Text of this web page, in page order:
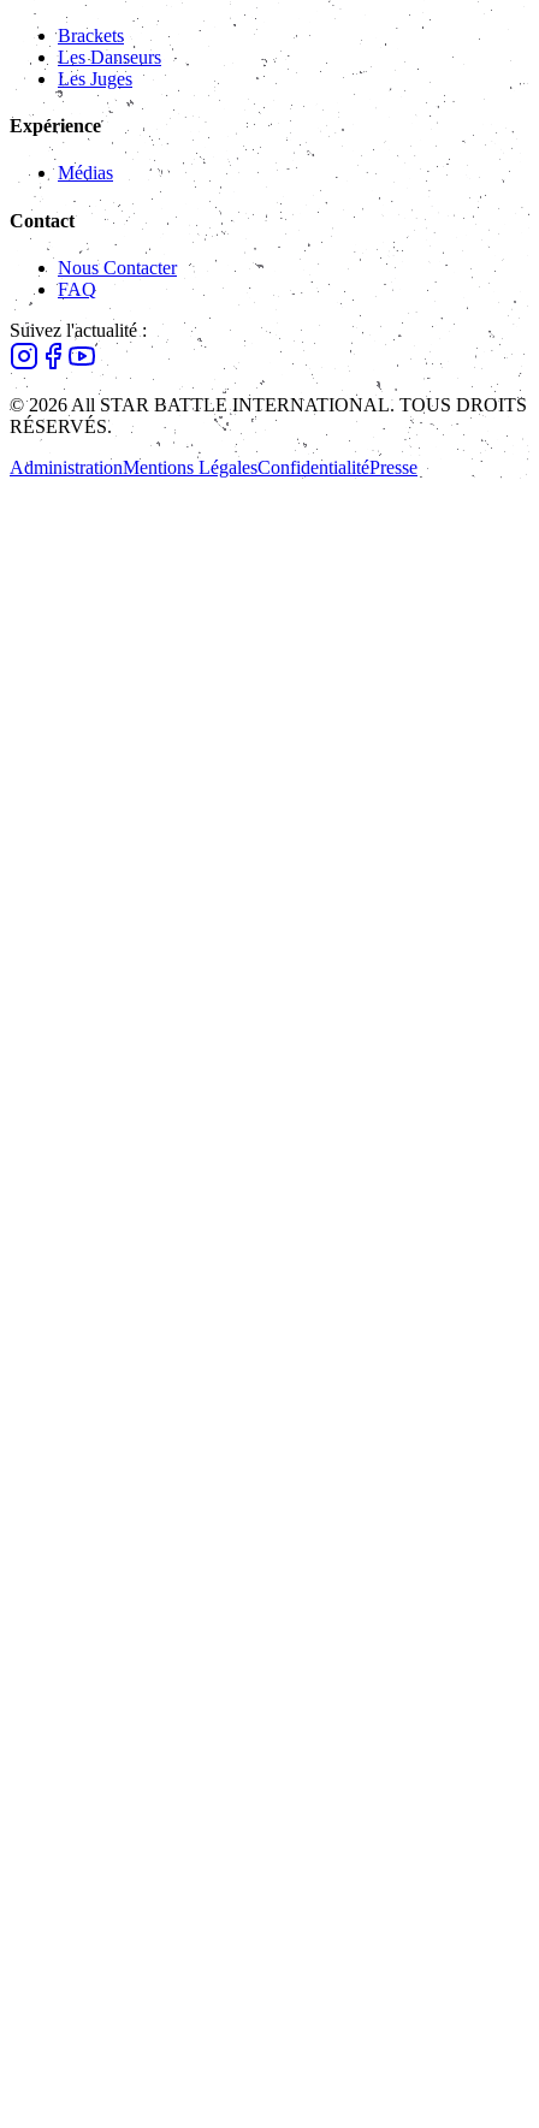
Brackets
Les Danseurs
Les Juges
Expérience
Médias
Contact
Nous Contacter
FAQ
Suivez l'actualité :
© 2026 All STAR BATTLE INTERNATIONAL. TOUS DROITS
RÉSERVÉS.
AdministrationMentions LégalesConfidentialitéPresse